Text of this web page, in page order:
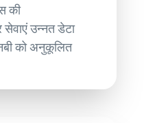
की
उन्नत डेटा
को अनुकूलित